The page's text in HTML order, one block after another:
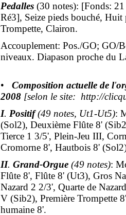
Pedalles (30 notes): [Fonds:
Ré3], Seize pieds bouché,
Trompette, Clairon.
Accouplement: Pos./GO; GO/
niveaux. Diapason proche du
• Composition actuelle de l'
2008 [selon le site: http://
I. Positif (49 notes, Ut1-Ut5):
(Sol2), Deuxième Flûte 8'
Tierce 1 3/5', Plein-Jeu III,
Cromorne 8', Hautbois 8'
II. Grand-Orgue (49 notes):
Flûte 8', Flûte 8' (Ut3), Gros
Nazard 2 2/3', Quarte de
V (Sib2), Première Trompette
humaine 8'.